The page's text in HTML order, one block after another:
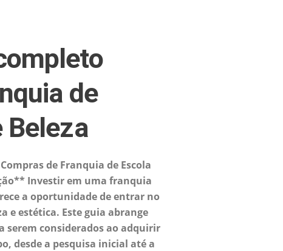
de
Beleza
de Franquia de Escola
Investir em uma franquia
a oportunidade de entrar no
e estética. Este guia abrange
serem considerados ao adquirir
desde a pesquisa inicial até a